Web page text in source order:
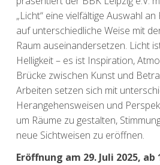
„Licht“ eine vielfältige Auswahl
auf unterschiedliche Weise mit
Raum auseinandersetzen. Licht
Helligkeit – es ist Inspiration,
Brücke zwischen Kunst und
Arbeiten setzen sich mit
Herangehensweisen und
um Räume zu gestalten,
neue Sichtweisen zu eröffnen.
Eröffnung am 29. Juli 2025, ab